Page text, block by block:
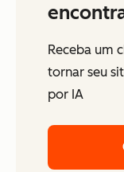
Receba um
tornar seu
por IA